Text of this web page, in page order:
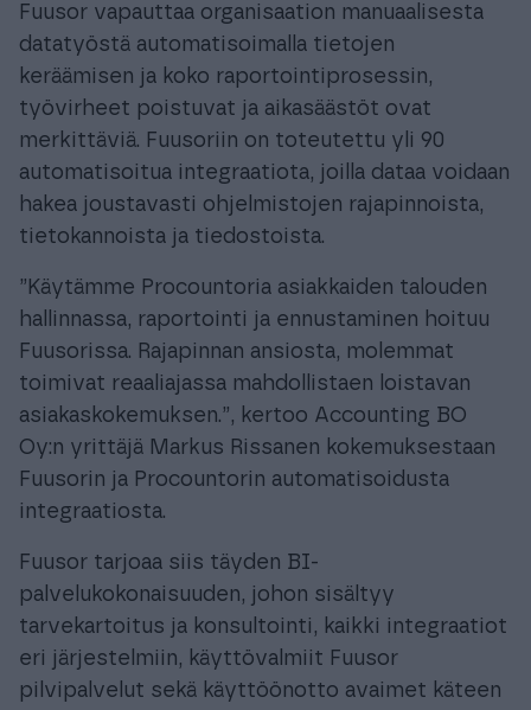
Fuusor vapauttaa organisaation manuaalisesta
datatyöstä automatisoimalla tietojen
keräämisen ja koko raportointiprosessin,
työvirheet poistuvat ja aikasäästöt ovat
merkittäviä. Fuusoriin on toteutettu yli 90
automatisoitua integraatiota, joilla dataa voidaan
hakea joustavasti ohjelmistojen rajapinnoista,
tietokannoista ja tiedostoista.
”Käytämme Procountoria asiakkaiden talouden
hallinnassa, raportointi ja ennustaminen hoituu
Fuusorissa. Rajapinnan ansiosta, molemmat
toimivat reaaliajassa mahdollistaen loistavan
asiakaskokemuksen.”, kertoo Accounting BO
Oy:n yrittäjä Markus Rissanen kokemuksestaan
Fuusorin ja Procountorin automatisoidusta
integraatiosta.
Fuusor tarjoaa siis täyden BI-
palvelukokonaisuuden, johon sisältyy
tarvekartoitus ja konsultointi, kaikki integraatiot
eri järjestelmiin, käyttövalmiit Fuusor
pilvipalvelut sekä käyttöönotto avaimet käteen